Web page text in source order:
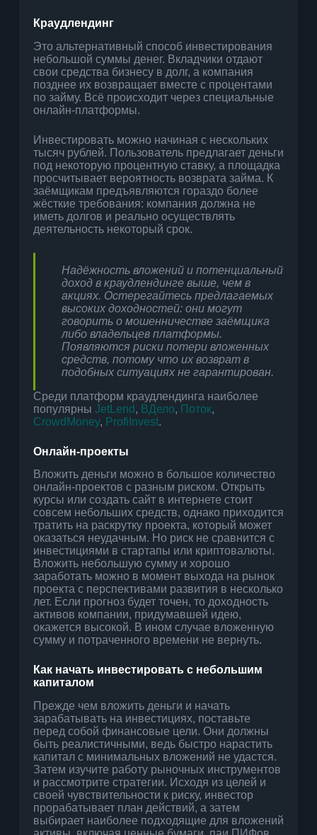
Краудлендинг
Это альтернативный способ инвестирования
небольшой суммы денег. Вкладчики отдают
свои средства бизнесу в долг, а компания
позднее их возвращает вместе с процентами
по займу. Всё происходит через специальные
онлайн-платформы.
Инвестировать можно начиная с нескольких
тысяч рублей. Пользователь предлагает деньги
под некоторую процентную ставку, а площадка
просчитывает вероятность возврата займа. К
заёмщикам предъявляются гораздо более
жёсткие требования: компания должна не
иметь долгов и реально осуществлять
деятельность некоторый срок.
Надёжность вложений и потенциальный
доход в краудлендинге выше, чем в
акциях. Остерегайтесь предлагаемых
высоких доходностей: они могут
говорить о мошенничестве заёмщика
либо владельцев платформы.
Появляются риски потери вложенных
средств, потому что их возврат в
подобных ситуациях не гарантирован.
Среди платформ краудлендинга наиболее
популярны JetLend , ВДело, Поток,
CrowdMoney, ProfiInvest.
Онлайн-проекты
Вложить деньги можно в большое количество
онлайн-проектов с разным риском. Открыть
курсы или создать сайт в интернете стоит
совсем небольших средств, однако приходится
тратить на раскрутку проекта, который может
оказаться неудачным. Но риск не сравнится с
инвестициями в стартапы или криптовалюты.
Вложить небольшую сумму и хорошо
заработать можно в момент выхода на рынок
проекта с перспективами развития в несколько
лет. Если прогноз будет точен, то доходность
активов компании, придумавшей идею,
окажется высокой. В ином случае вложенную
сумму и потраченного времени не вернуть.
Как начать инвестировать с небольшим
капиталом
Прежде чем вложить деньги и начать
зарабатывать на инвестициях, поставьте
перед собой финансовые цели. Они должны
быть реалистичными, ведь быстро нарастить
капитал с минимальных вложений не удастся.
Затем изучите работу рыночных инструментов
и рассмотрите стратегии. Исходя из целей и
своей чувствительности к риску, инвестор
прорабатывает план действий, а затем
выбирает наиболее подходящие для вложений